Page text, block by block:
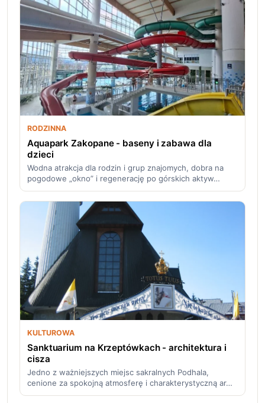
RODZINNA
Aquapark Zakopane - baseny i zabawa dla
dzieci
Wodna atrakcja dla rodzin i grup znajomych, dobra na
pogodowe „okno” i regenerację po górskich aktyw…
KULTUROWA
Sanktuarium na Krzeptówkach - architektura i
cisza
Jedno z ważniejszych miejsc sakralnych Podhala,
cenione za spokojną atmosferę i charakterystyczną ar…